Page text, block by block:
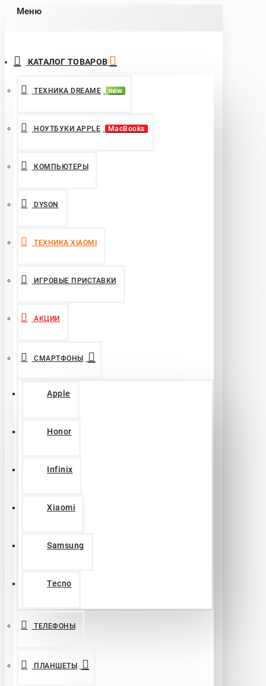
Меню
КАТАЛОГ ТОВАРОВ
ТЕХНИКА DREAME new
НОУТБУКИ APPLE MacBooks
КОМПЬЮТЕРЫ
DYSON
ТЕХНИКА XIAOMI
ИГРОВЫЕ ПРИСТАВКИ
АКЦИИ
СМАРТФОНЫ
Apple
Honor
Infinix
Xiaomi
Samsung
Tecno
ТЕЛЕФОНЫ
ПЛАНШЕТЫ